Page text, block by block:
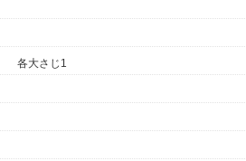
各大さじ1